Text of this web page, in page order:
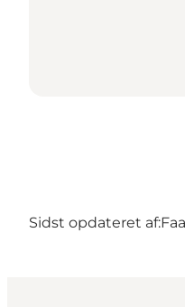
Sidst opdateret af: